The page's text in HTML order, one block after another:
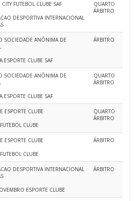
FUTEBOL CLUBE SAF
DESPORTIVA INTERNACIONAL
QUARTO
ÁRBITRO
SOCIEDADE ANÔNIMA DE
ESPORTE CLUBE SAF
ÁRBITRO
SOCIEDADE ANÔNIMA DE
ESPORTE CLUBE SAF
QUARTO
ÁRBITRO
ESPORTE CLUBE
CLUBE
QUARTO
ÁRBITRO
ESPORTE CLUBE
CLUBE
ÁRBITRO
DESPORTIVA INTERNACIONAL
ESPORTE CLUBE
ÁRBITRO